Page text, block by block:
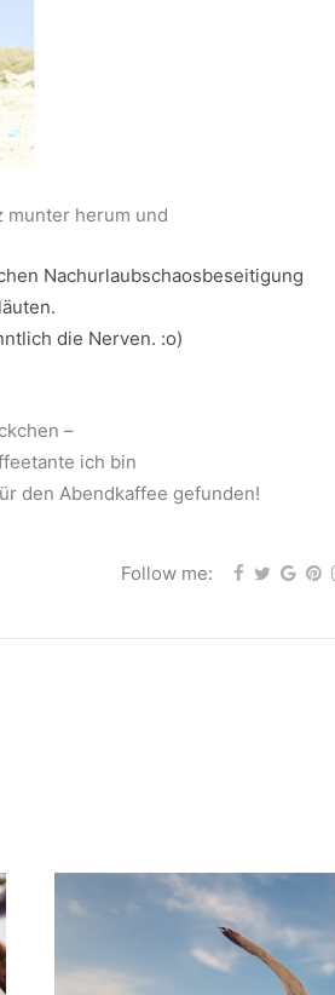
munter herum und
Nachurlaubschaosbeseitigung
die Nerven. :o)
–
ich bin
den Abendkaffee gefunden!
Follow me: